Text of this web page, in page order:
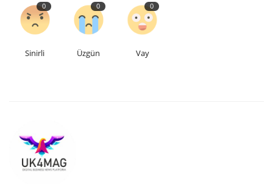
0
Sinirli
0
Üzgün
0
Vay